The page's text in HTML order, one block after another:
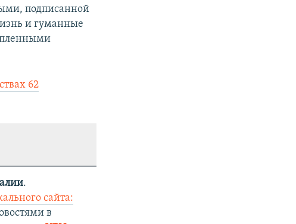
подписанной
и гуманные
62
.
сайта:
в